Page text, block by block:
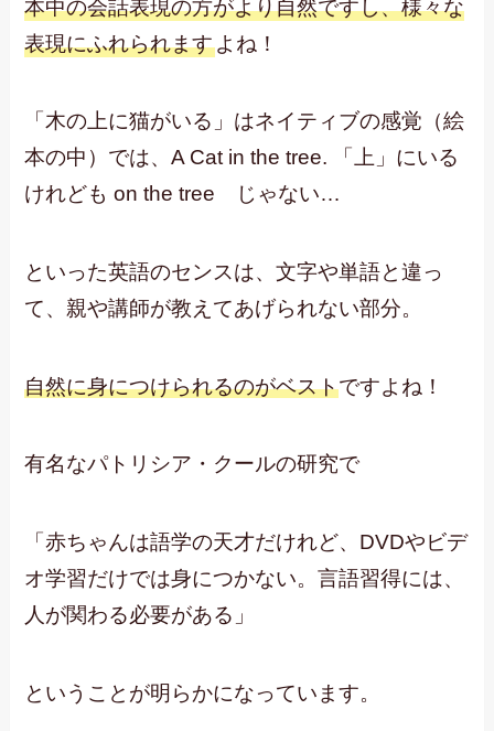
本中の会話表現の方がより自然ですし、様々な
表現にふれられますよね！
「木の上に猫がいる」はネイティブの感覚（絵
本の中）では、A Cat in the tree. 「上」にいる
けれども on the tree じゃない…
といった英語のセンスは、文字や単語と違っ
て、親や講師が教えてあげられない部分。
自然に身につけられるのがベストですよね！
有名なパトリシア・クールの研究で
「赤ちゃんは語学の天才だけれど、DVDやビデ
オ学習だけでは身につかない。言語習得には、
人が関わる必要がある」
ということが明らかになっています。